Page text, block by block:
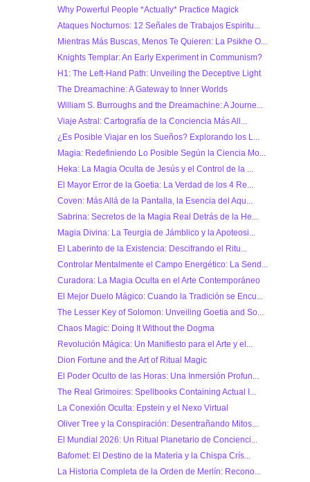
Why Powerful People *Actually* Practice Magick
Ataques Nocturnos: 12 Señales de Trabajos Espiritu...
Mientras Más Buscas, Menos Te Quieren: La Psikhe O...
Knights Templar: An Early Experiment in Communism?
H1: The Left-Hand Path: Unveiling the Deceptive Light
The Dreamachine: A Gateway to Inner Worlds
William S. Burroughs and the Dreamachine: A Journe...
Viaje Astral: Cartografía de la Conciencia Más All...
¿Es Posible Viajar en los Sueños? Explorando los L...
Magia: Redefiniendo Lo Posible Según la Ciencia Mo...
Heka: La Magia Oculta de Jesús y el Control de la ...
El Mayor Error de la Goetia: La Verdad de los 4 Re...
Coven: Más Allá de la Pantalla, la Esencia del Aqu...
Sabrina: Secretos de la Magia Real Detrás de la He...
Magia Divina: La Teurgia de Jámblico y la Apoteosi...
El Laberinto de la Existencia: Descifrando el Ritu...
Controlar Mentalmente el Campo Energético: La Send...
Curadora: La Magia Oculta en el Arte Contemporáneo
El Mejor Duelo Mágico: Cuando la Tradición se Encu...
The Lesser Key of Solomon: Unveiling Goetia and So...
Chaos Magic: Doing It Without the Dogma
Revolución Mágica: Un Manifiesto para el Arte y el...
Dion Fortune and the Art of Ritual Magic
El Poder Oculto de las Horas: Una Inmersión Profun...
The Real Grimoires: Spellbooks Containing Actual I...
La Conexión Oculta: Epstein y el Nexo Virtual
Oliver Tree y la Conspiración: Desentrañando Mitos...
El Mundial 2026: Un Ritual Planetario de Concienci...
Bafomet: El Destino de la Materia y la Chispa Crís...
La Historia Completa de la Orden de Merlín: Recono...